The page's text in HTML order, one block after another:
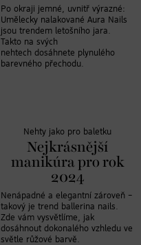
Po okraji jemné, uvnitř výrazné:
Umělecky nalakované Aura Nails
jsou trendem letošního jara.
Takto na svých
nehtech dosáhnete plynulého
barevného přechodu.
Nehty jako pro baletku
Nejkrásnější
manikúra pro rok
2024
Nenápadné a elegantní zároveň –
takový je trend ballerina nails.
Zde vám vysvětlíme, jak
dosáhnout dokonalého vzhledu ve
světle růžové barvě.